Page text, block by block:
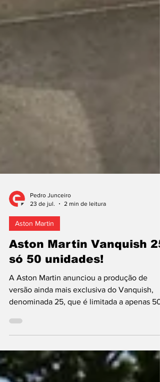
23 de jul.
Aston Martin
Aston Martin Vanquish
só 50 unidades!
A Aston Martin anunciou a produção de
versão ainda mais exclusiva do Vanquish,
denominada 25, que é limitada a apenas 50
da marca britânica. Esta edição especial
afirma-se como a expressão máxima do
modelo, combinando tradição,